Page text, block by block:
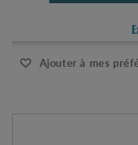
Ajouter à mes